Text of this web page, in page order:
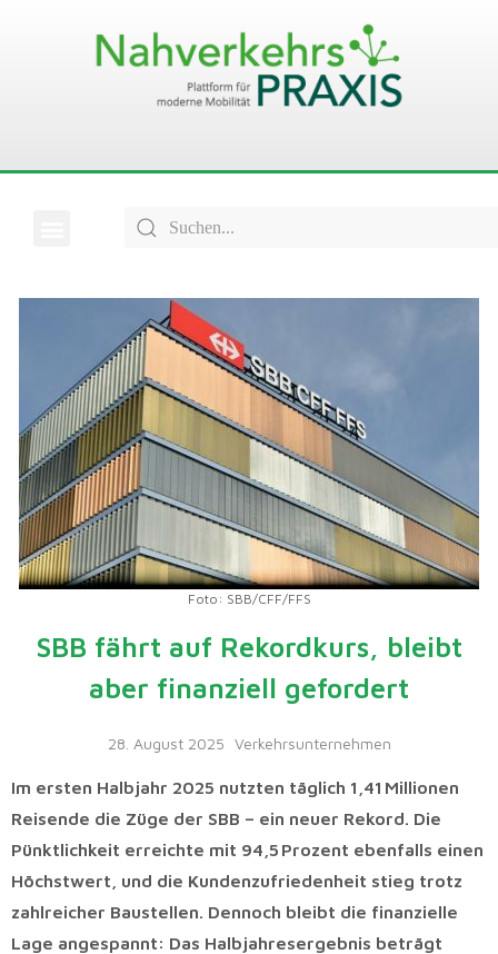
Foto: SBB/CFF/FFS
SBB fährt auf Rekordkurs, bleibt
aber finanziell gefordert
28. August 2025 Verkehrsunternehmen
Im ersten Halbjahr 2025 nutzten täglich 1,41 Millionen
Reisende die Züge der SBB – ein neuer Rekord. Die
Pünktlichkeit erreichte mit 94,5 Prozent ebenfalls einen
Höchstwert, und die Kundenzufriedenheit stieg trotz
zahlreicher Baustellen. Dennoch bleibt die finanzielle
Lage angespannt: Das Halbjahresergebnis beträgt